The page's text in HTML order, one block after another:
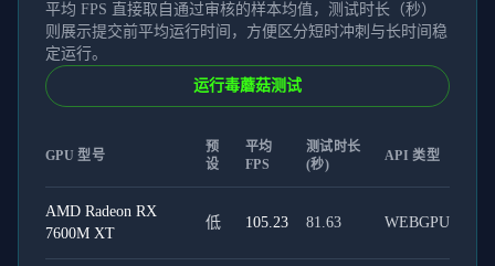
平均 FPS 直接取自通过审核的样本均值，测试时长（秒）
则展示提交前平均运行时间，方便区分短时冲刺与长时间稳
定运行。
运行毒蘑菇测试
GPU 型号
预
设
平均
FPS
测试时长
(秒)
API 类型
AMD Radeon RX
7600M XT
低 105.23 81.63 WEBGPU